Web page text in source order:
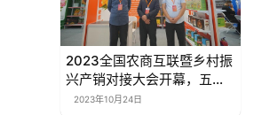
2023全国农商互联暨乡村振
兴产销对接大会开幕，五寨
农特产品吹响冲锋号
2023年10月24日